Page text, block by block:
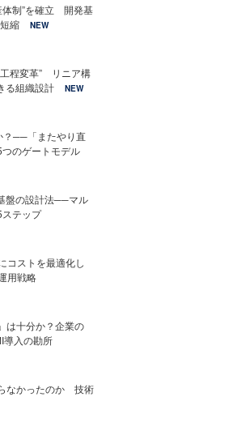
体制”を確立 開発基
縮
NEW
程変革” リニア構
る組織設計
NEW
？──「またやり直
のゲートモデル
盤の設計法──マル
テップ
コストを最適化し
用戦略
は十分か？企業の
導入の勘所
なかったのか 技術